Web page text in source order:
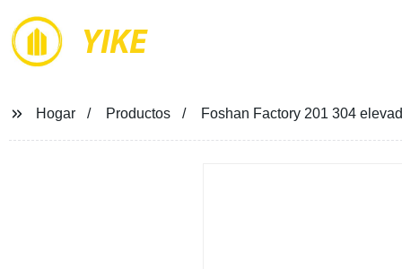
YIKE
Hogar Productos Foshan Factory 201 304